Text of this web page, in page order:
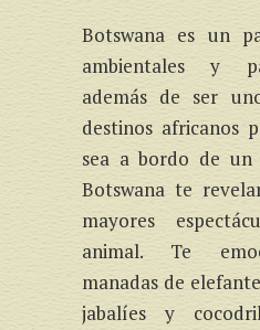
Botswana es un
ambientales y
además de ser
destinos africanos
sea a bordo de un
Botswana te
mayores
animal. Te
manadas de
jabalíes y